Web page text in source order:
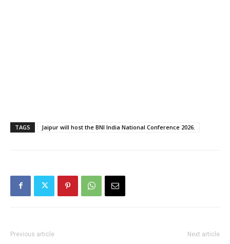
TAGS Jaipur will host the BNI India National Conference 2026.
Previous article Next article